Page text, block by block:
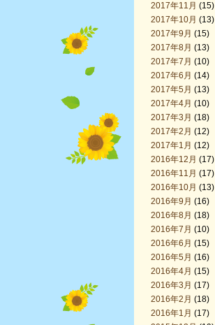
2017年11月 (15)
2017年10月 (13)
2017年9月 (15)
2017年8月 (13)
2017年7月 (10)
2017年6月 (14)
2017年5月 (13)
2017年4月 (10)
2017年3月 (18)
2017年2月 (12)
2017年1月 (12)
2016年12月 (17)
2016年11月 (17)
2016年10月 (13)
2016年9月 (16)
2016年8月 (18)
2016年7月 (10)
2016年6月 (15)
2016年5月 (16)
2016年4月 (15)
2016年3月 (17)
2016年2月 (18)
2016年1月 (17)